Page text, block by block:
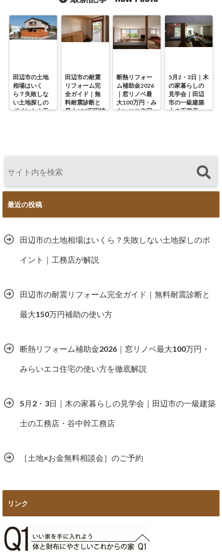
田辺市の土地
相場はいく
ら？失敗しな
い土地探しの
ポイント｜工
田辺市の耐震
リフォーム完
全ガイド｜無
料耐震診断と
最大150万円補
断熱リフォー
ム補助金2026
｜窓リノベ最
大100万円・み
らいエコ住宅
5月2・3日｜木
の家暮らしの
見学会｜田辺
市の一級建築
士の工務店・
最近の投稿
田辺市の土地相場はいくら？失敗しない土地探しのポ
イント｜工務店が解説
田辺市の耐震リフォーム完全ガイド｜無料耐震診断と
最大150万円補助の使い方
断熱リフォーム補助金2026｜窓リノベ最大100万円・
みらいエコ住宅の使い方を徹底解説
5月2・3日｜木の家暮らしの見学会｜田辺市の一級建築
士の工務店・谷中幹工務店
［土地×お金無料相談会］のご予約
リンク